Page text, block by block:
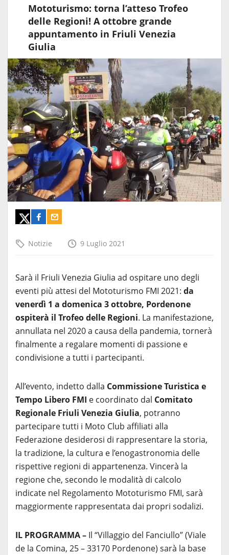
Mototurismo: torna l’atteso Trofeo
delle Regioni! A ottobre grande
appuntamento in Friuli Venezia
Giulia
Notizie 9 Luglio 2021
Sarà il Friuli Venezia Giulia ad ospitare uno degli
eventi più attesi del Mototurismo FMI 2021: da
venerdì 1 a domenica 3 ottobre, Pordenone
ospiterà il Trofeo delle Regioni. La manifestazione,
annullata nel 2020 a causa della pandemia, tornerà
finalmente a regalare momenti di passione e
condivisione a tutti i partecipanti.
All’evento, indetto dalla Commissione Turistica e
Tempo Libero FMI e coordinato dal Comitato
Regionale Friuli Venezia Giulia, potranno
partecipare tutti i Moto Club affiliati alla
Federazione desiderosi di rappresentare la storia,
la tradizione, la cultura e l’enogastronomia delle
rispettive regioni di appartenenza. Vincerà la
regione che, secondo le modalità di calcolo
indicate nel Regolamento Mototurismo FMI, sarà
maggiormente rappresentata dai propri sodalizi.
IL PROGRAMMA – Il “Villaggio del Fanciullo” (Viale
de la Comina, 25 – 33170 Pordenone) sarà la base